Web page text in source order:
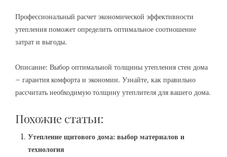
Профессиональный расчет экономической эффективности
утепления поможет определить оптимальное соотношение
затрат и выгоды.
Описание: Выбор оптимальной толщины утепления стен дома
– гарантия комфорта и экономии. Узнайте, как правильно
рассчитать необходимую толщину утеплителя для вашего дома.
Похожие статьи:
Утепление щитового дома: выбор материалов и
технология